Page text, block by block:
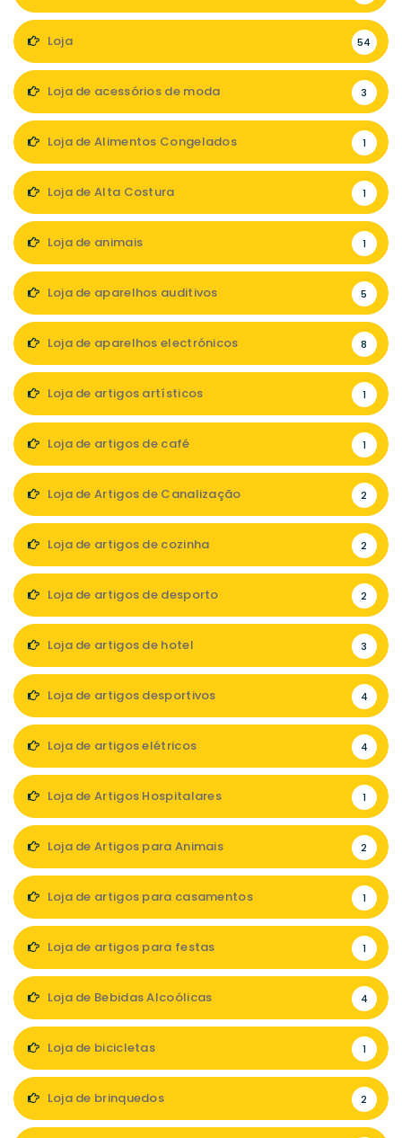
Loja 54
Loja de acessórios de moda 3
Loja de Alimentos Congelados 1
Loja de Alta Costura 1
Loja de animais 1
Loja de aparelhos auditivos 5
Loja de aparelhos electrónicos 8
Loja de artigos artísticos 1
Loja de artigos de café 1
Loja de Artigos de Canalização 2
Loja de artigos de cozinha 2
Loja de artigos de desporto 2
Loja de artigos de hotel 3
Loja de artigos desportivos 4
Loja de artigos elétricos 4
Loja de Artigos Hospitalares 1
Loja de Artigos para Animais 2
Loja de artigos para casamentos 1
Loja de artigos para festas 1
Loja de Bebidas Alcoólicas 4
Loja de bicicletas 1
Loja de brinquedos 2